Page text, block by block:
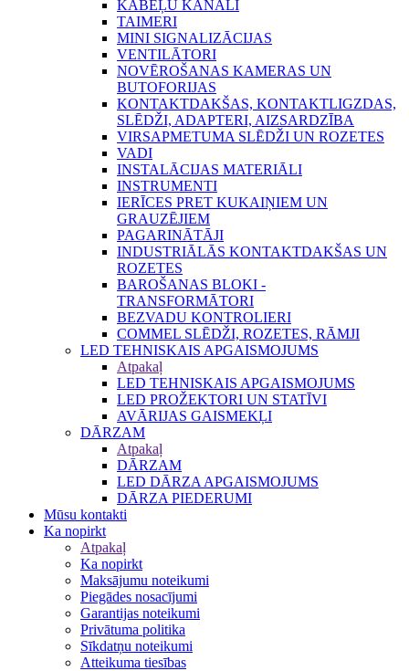
KABEĻU KANĀLI
TAIMERI
MINI SIGNALIZĀCIJAS
VENTILĀTORI
NOVĒROŠANAS KAMERAS UN
BUTOFORIJAS
KONTAKTDAKŠAS, KONTAKTLIGZDAS,
SLĒDŽI, ADAPTERI, AIZSARDZĪBA
VIRSAPMETUMA SLĒDŽI UN ROZETES
VADI
INSTALĀCIJAS MATERIĀLI
INSTRUMENTI
IERĪCES PRET KUKAIŅIEM UN
GRAUZĒJIEM
PAGARINĀTĀJI
INDUSTRIĀLĀS KONTAKTDAKŠAS UN
ROZETES
BAROŠANAS BLOKI -
TRANSFORMĀTORI
BEZVADU KONTROLIERI
COMMEL SLĒDŽI, ROZETES, RĀMJI
LED TEHNISKAIS APGAISMOJUMS
Atpakaļ
LED TEHNISKAIS APGAISMOJUMS
LED PROŽEKTORI UN STATĪVI
AVĀRIJAS GAISMEKĻI
DĀRZAM
Atpakaļ
DĀRZAM
LED DĀRZA APGAISMOJUMS
DĀRZA PIEDERUMI
Mūsu kontakti
Ka nopirkt
Atpakaļ
Ka nopirkt
Maksājumu noteikumi
Piegādes nosacījumi
Garantijas noteikumi
Privātuma politika
Sīkdatņu noteikumi
Atteikuma tiesības